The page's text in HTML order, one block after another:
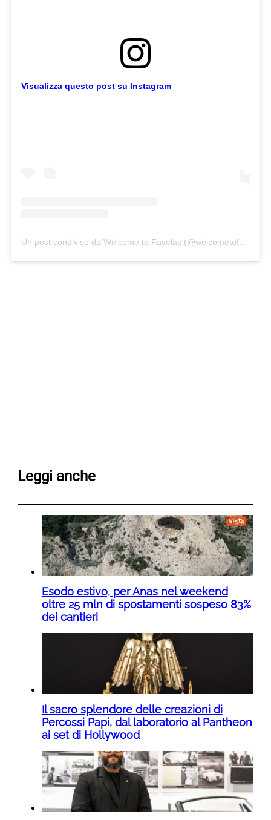
Visualizza questo post su Instagram
Leggi anche
Esodo estivo, per Anas nel weekend
oltre 25 mln di spostamenti sospeso 83%
dei cantieri
Il sacro splendore delle creazioni di
Percossi Papi, dal laboratorio al Pantheon
ai set di Hollywood